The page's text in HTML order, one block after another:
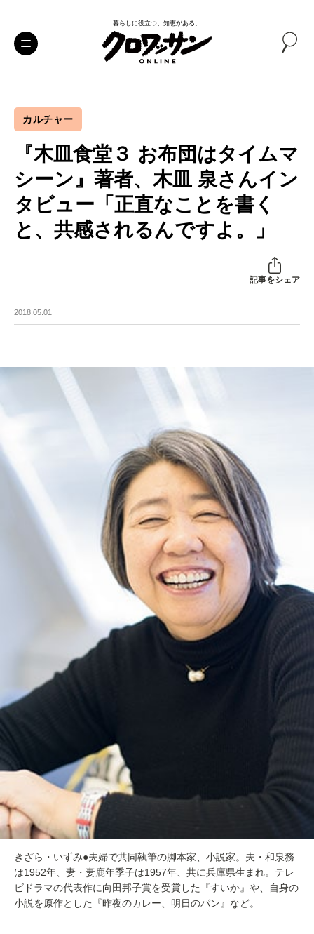
暮らしに役立つ、知恵がある。
カルチャー
『木皿食堂３ お布団はタイムマ
シーン』著者、木皿 泉さんイン
タビュー「正直なことを書く
と、共感されるんですよ。」
記事をシェア
2018.05.01
きざら・いずみ●夫婦で共同執筆の脚本家、小説家。夫・和泉務
は1952年、妻・妻鹿年季子は1957年、共に兵庫県生まれ。テレ
ビドラマの代表作に向田邦子賞を受賞した『すいか』や、自身の
小説を原作とした『昨夜のカレー、明日のパン』など。